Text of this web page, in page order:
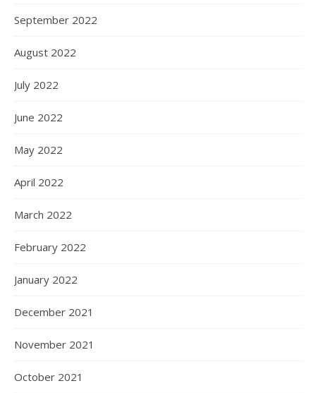
September 2022
August 2022
July 2022
June 2022
May 2022
April 2022
March 2022
February 2022
January 2022
December 2021
November 2021
October 2021